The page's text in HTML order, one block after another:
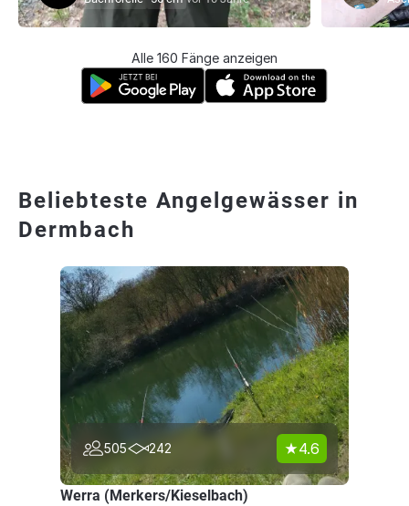
Alle 160 Fänge anzeigen
Beliebteste Angelgewässer in
Dermbach
505 242 4.6
Werra (Merkers/Kieselbach)